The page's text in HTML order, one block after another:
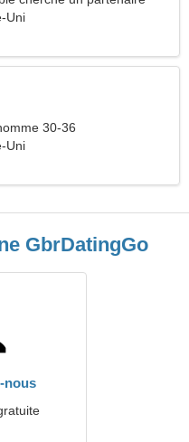
Uni
30-36
Uni
GbrDatingGo
nous